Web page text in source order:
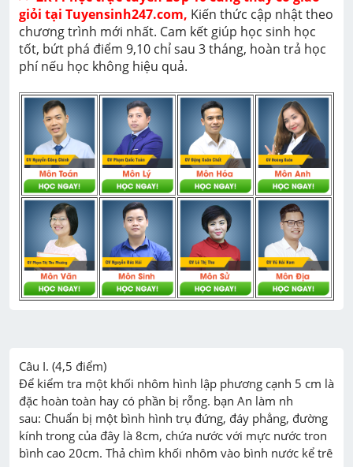
giỏi tại Tuyensinh247.com, Kiến thức cập nhật theo
chương trình mới nhất. Cam kết giúp học sinh học
tốt, bứt phá điểm 9,10 chỉ sau 3 tháng, hoàn trả học
phí nếu học không hiệu quả.
Câu I. (4,5 điểm)
Để kiểm tra một khối nhôm hình lập phương cạnh 5 cm là
đặc hoàn toàn hay có phần bị rỗng. bạn An làm nh
sau: Chuẩn bị một bình hình trụ đứng, đáy phẳng, đường
kính trong của đây là 8cm, chứa nước với mực nước tron
bình cao 20cm. Thả chìm khối nhôm vào bình nước kể trê